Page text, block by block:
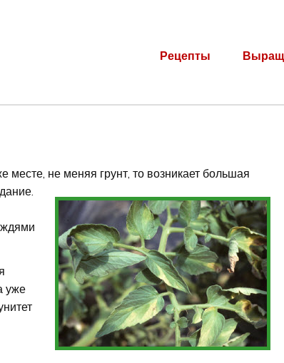
Рецепты
не меняя грунт, то возникает большая
уже